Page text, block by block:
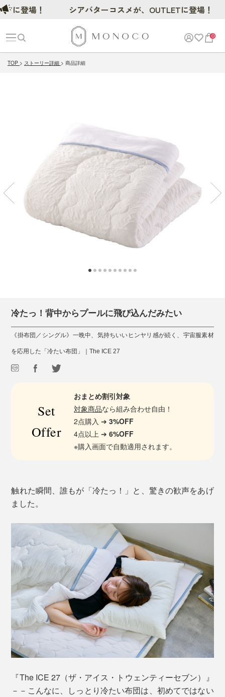
0
TOP ストーリー詳細 商品詳細
冷たっ！背中からプールに飛び込んだみたい
《掛布団／シングル》一晩中、気持ちいいヒンヤリ感が続く、宇宙服素材
を応用した「冷たい布団」｜The ICE 27
Set
Offer
おまとめ割引対象
対象商品なら組み合わせ自由！
2点購入 ➔3%OFF
4点以上 ➔6%OFF
※購入画面で自動適用されます。
触れた瞬間、誰もが「冷たっ！」と、驚きの歓声をあげ
ました。
『The ICE 27（ザ・アイス・トウェンティーセブン）』
－－こんなに、しっとり冷たい布団は、初めてではない
登場！ シアバターコスメが、OUTLETに登場！